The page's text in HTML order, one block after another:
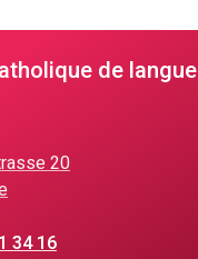
de langue
20
34 16